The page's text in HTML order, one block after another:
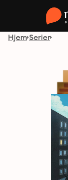
Hjem Serier